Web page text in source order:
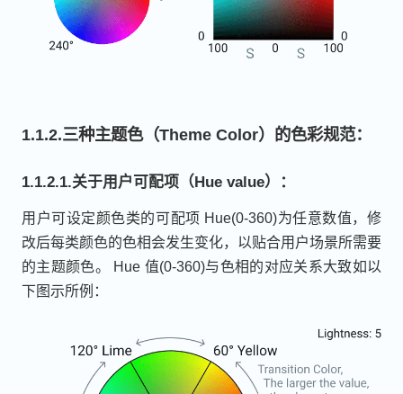
1.1.2.三种主题色（Theme Color）的色彩规范：
1.1.2.1.关于用户可配项（Hue value）：
用户可设定颜色类的可配项 Hue(0-360)为任意数值，修
改后每类颜色的色相会发生变化，以贴合用户场景所需要
的主题颜色。 Hue 值(0-360)与色相的对应关系大致如以
下图示所例：